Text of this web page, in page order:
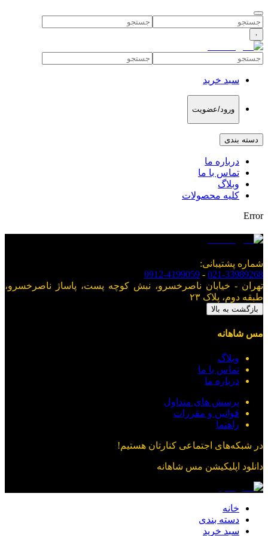
۰
سبد خرید
ورود/عضویت
دسته بندی
درباره ما
تماس با ما
وبلاگ
کلیه محصولات
Error
شماره پشتیبانی:
021-33989268
-
0912-4199059
تهران - خیابان ناصرخسرو، نبش کوچه پست، پاساژ ناصرخسرو،
طبقه دوم، پلاک ۲۳
بازگشت به بالا
مس شاهانه
وبلاگ
تماس با ما
درباره ما
پرسش های متداول
قوانین و مقررات
راهنما
در شبکه‌های اجتماعی کنارتان هستیم!
دانلود اپلیکیشن مس شاهانه
خانه
دسته بندی
سبد خرید